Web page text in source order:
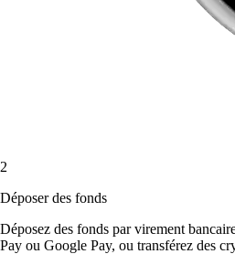
2
Déposer des fonds
Déposez des fonds par virement
Pay ou Google Pay, ou transférez des